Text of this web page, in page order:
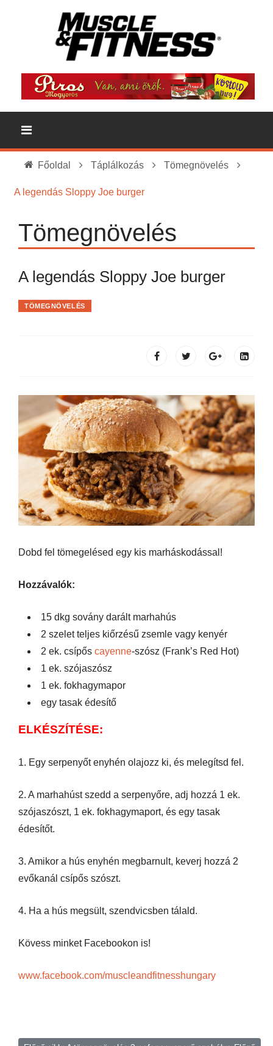
Főoldal Táplálkozás Tömegnövelés
A legendás Sloppy Joe burger
Tömegnövelés
A legendás Sloppy Joe burger
TÖMEGNÖVELÉS
Dobd fel tömegelésed egy kis marháskodással!
Hozzávalók:
15 dkg sovány darált marhahús
2 szelet teljes kiőrzésű zsemle vagy kenyér
2 ek. csípős cayenne-szósz (Frank’s Red Hot)
1 ek. szójaszósz
1 ek. fokhagymapor
egy tasak édesítő
ELKÉSZÍTÉSE:
1. Egy serpenyőt enyhén olajozz ki, és melegítsd fel.
2. A marhahúst szedd a serpenyőre, adj hozzá 1 ek.
szójaszószt, 1 ek. fokhagymaport, és egy tasak
édesítőt.
3. Amikor a hús enyhén megbarnult, keverj hozzá 2
evőkanál csípős szószt.
4. Ha a hús megsült, szendvicsben tálald.
Kövess minket Facebookon is!
www.facebook.com/muscleandfitnesshungary